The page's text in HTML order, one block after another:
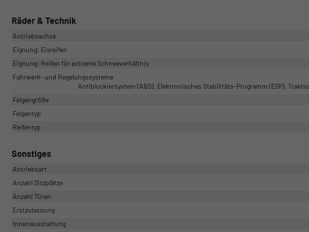
Räder & Technik
Antriebsachse
Eignung: Eisreifen
Eignung: Reifen für extreme Schneeverhältnis
Fahrwerk- und Regelungssysteme
Antiblockiersystem (ABS), Elektronisches Stabilitäts-Programm (ESP),
Felgengröße
Felgentyp
Reifentyp
Sonstiges
Antriebsart
Anzahl Sitzplätze
Anzahl Türen
Erstzulassung
Innenausstattung